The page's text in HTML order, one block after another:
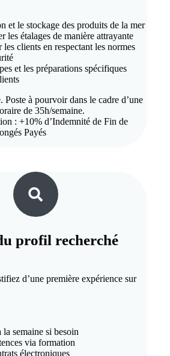
et le stockage des produits de la mer
les étalages de manière attrayante
clients en respectant les normes
et les préparations spécifiques
Poste à pourvoir dans le cadre d’une
de 35h/semaine.
: +10% d’Indemnité de Fin de
Payés
profil recherché
d’une première expérience sur
semaine si besoin
via formation
électroniques